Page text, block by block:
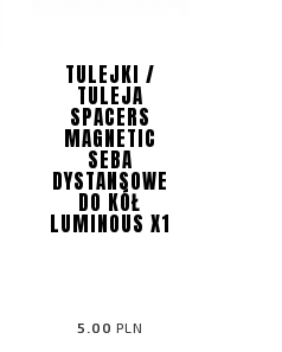
TULEJKI /
TULEJA
SPACERS
MAGNETIC
SEBA
DYSTANSOWE
DO KÓŁ
LUMINOUS X1
5.00 PLN